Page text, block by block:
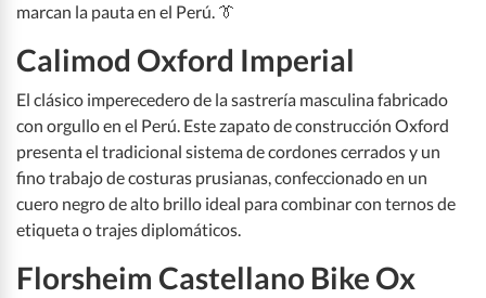
marcan la pauta en el Perú. 👔
Calimod Oxford Imperial
El clásico imperecedero de la sastrería masculina fabricado
con orgullo en el Perú. Este zapato de construcción Oxford
presenta el tradicional sistema de cordones cerrados y un
fino trabajo de costuras prusianas, confeccionado en un
cuero negro de alto brillo ideal para combinar con ternos de
etiqueta o trajes diplomáticos.
Florsheim Castellano Bike Ox